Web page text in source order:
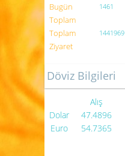
Bugün
Toplam
1461
Toplam
Ziyaret
1441969
Döviz Bilgileri
Alış
Dolar
47.4896
Euro
54.7365